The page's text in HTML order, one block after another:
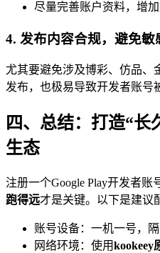
尽量完善账户资料，增
4. 发布内容合规，避免敏
尤其要避免涉及博彩、仿品、
发布，也极易导致开发者账号
四、总结：打造“长
生态
注册一个Google Play开发者账
跑得远才是关键。以下是建议
账号设备：一机一号，
网络环境：使用kookeey